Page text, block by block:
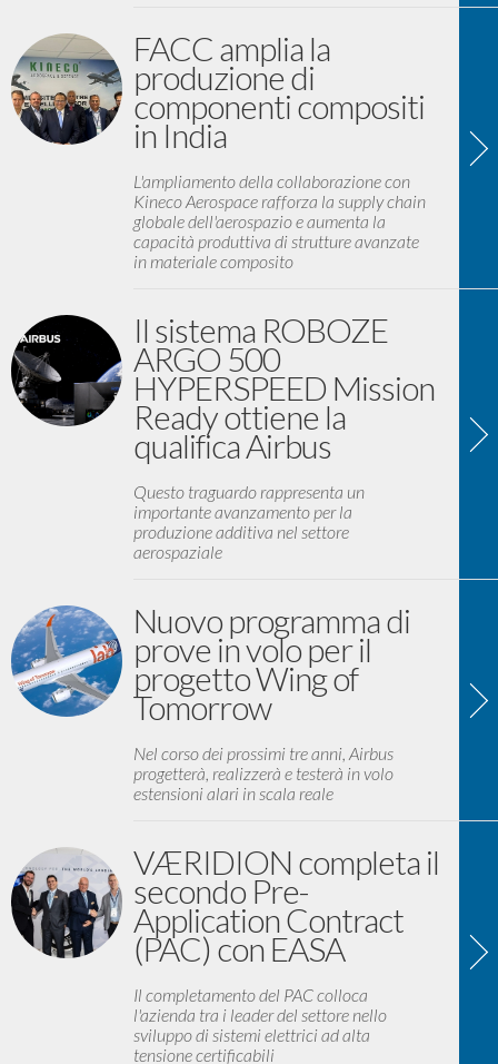
FACC amplia la
produzione di
componenti compositi
in India
L'ampliamento della collaborazione con
Kineco Aerospace rafforza la supply chain
globale dell'aerospazio e aumenta la
capacità produttiva di strutture avanzate
in materiale composito
Il sistema ROBOZE
ARGO 500
HYPERSPEED Mission
Ready ottiene la
qualifica Airbus
Questo traguardo rappresenta un
importante avanzamento per la
produzione additiva nel settore
aerospaziale
Nuovo programma di
prove in volo per il
progetto Wing of
Tomorrow
Nel corso dei prossimi tre anni, Airbus
progetterà, realizzerà e testerà in volo
estensioni alari in scala reale
VÆRIDION completa il
secondo Pre-
Application Contract
(PAC) con EASA
Il completamento del PAC colloca
l'azienda tra i leader del settore nello
sviluppo di sistemi elettrici ad alta
tensione certificabili